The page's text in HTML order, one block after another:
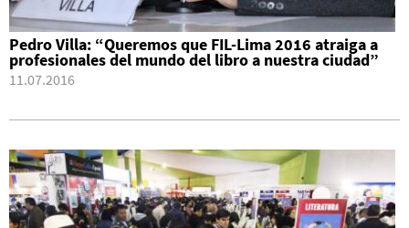
Pedro Villa: “Queremos que FIL-Lima 2016 atraiga a
profesionales del mundo del libro a nuestra ciudad”
11.07.2016